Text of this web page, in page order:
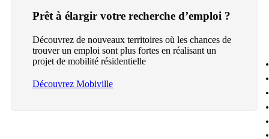
Prêt à élargir votre recherche d’emploi ?
Découvrez de nouveaux territoires où les chances de
trouver un emploi sont plus fortes en réalisant un
projet de mobilité résidentielle
Découvrez Mobiville